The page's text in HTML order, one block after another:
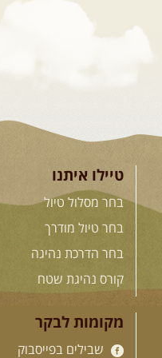
מסע שטח לאחת המדינות הפראיות
והמרגשות בעולם. קירגיסטאן היא לא ...
[המשך]
הקווקז הגבוה מחכה לכם: נתיבי שטח
מרהיבים, פסגות מושלגות, אירוח ...
[המשך]
23-29.09.2026 - סוכות – טיול
פתוח
בין רכס הקווקז הנמוך לגבוה, בין נהרות
שוצפים למעברי הרים ...[המשך]
טיילו איתנו
בחר מסלול טיול
בחר טיול מודרך
בחר הדרכת נהיגה
קורס נהיגת שטח
מקומות לבקר
שבילים בפייסבוק